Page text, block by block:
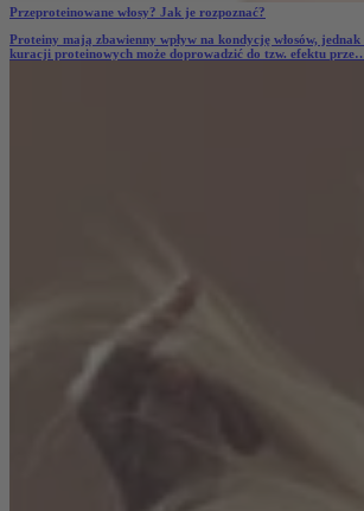
Przeproteinowane włosy? Jak je rozpoznać?
Proteiny mają zbawienny wpływ na kondycję włosów,
kuracji proteinowych może doprowadzić do tzw. efektu